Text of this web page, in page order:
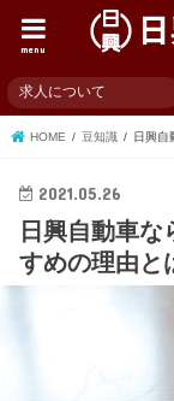
menu
求人について
HOME 豆知識 日興自
2021.05.26
日興自動車
すめの理由と